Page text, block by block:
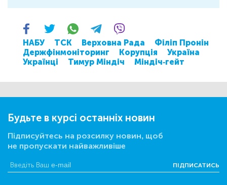
НАБУ ТСК Верховна Рада
Філіп Пронін
Держфінмоніторинг
Корупція
Україна
Українці
Тимур Міндіч Міндіч-гейт
Будьте в курсі останніх новин
Підписуйтесь на розсилку новин, щоб
не пропускати найважливіше
ПІДПИСАТИСЬ